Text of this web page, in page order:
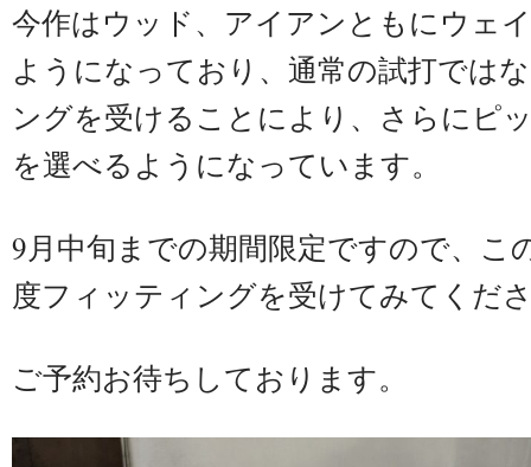
今作はウッド、アイアンともにウェ
ようになっており、通常の試打では
ングを受けることにより、さらにピ
を選べるようになっています。
9月中旬までの期間限定ですので、こ
度フィッティングを受けてみてくだ
ご予約お待ちしております。